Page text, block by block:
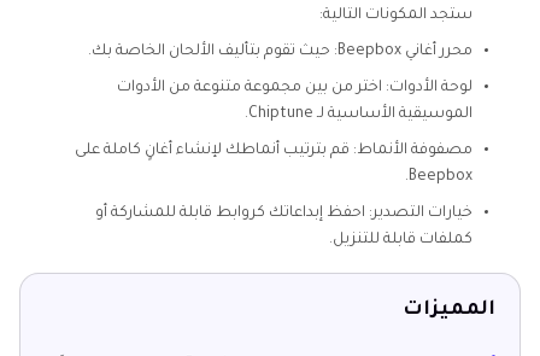
ستجد المكونات التالية:
محرر أغاني Beepbox: حيث تقوم بتأليف الألحان الخاصة بك.
لوحة الأدوات: اختر من بين مجموعة متنوعة من الأدوات
الموسيقية الأساسية لـ Chiptune.
مصفوفة الأنماط: قم بترتيب أنماطك لإنشاء أغانٍ كاملة على
Beepbox.
خيارات التصدير: احفظ إبداعاتك كروابط قابلة للمشاركة أو
كملفات قابلة للتنزيل.
المميزات